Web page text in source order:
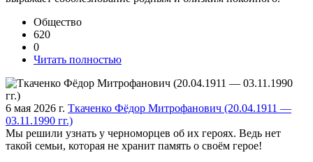
Общество
620
0
Читать полностью
6 мая 2026 г. Ткаченко Фёдор Митрофанович (20.04.1911 —
03.11.1990 гг.)
Мы решили узнать у черноморцев об их героях. Ведь нет
такой семьи, которая не хранит память о своём герое!